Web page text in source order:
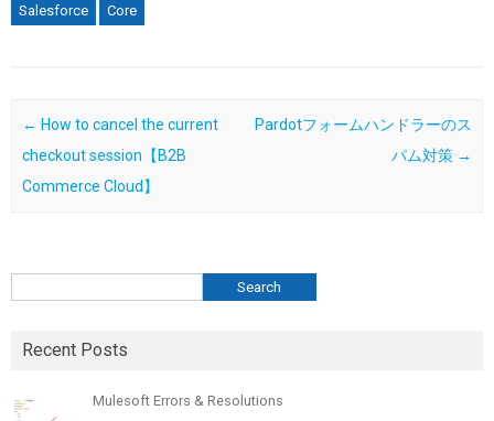
Salesforce Core
Post navigation
← How to cancel the current
checkout session【B2B
Commerce Cloud】
Pardotフォームハンドラーのス
パム対策 →
検索
Search
Recent Posts
Mulesoft Errors & Resolutions